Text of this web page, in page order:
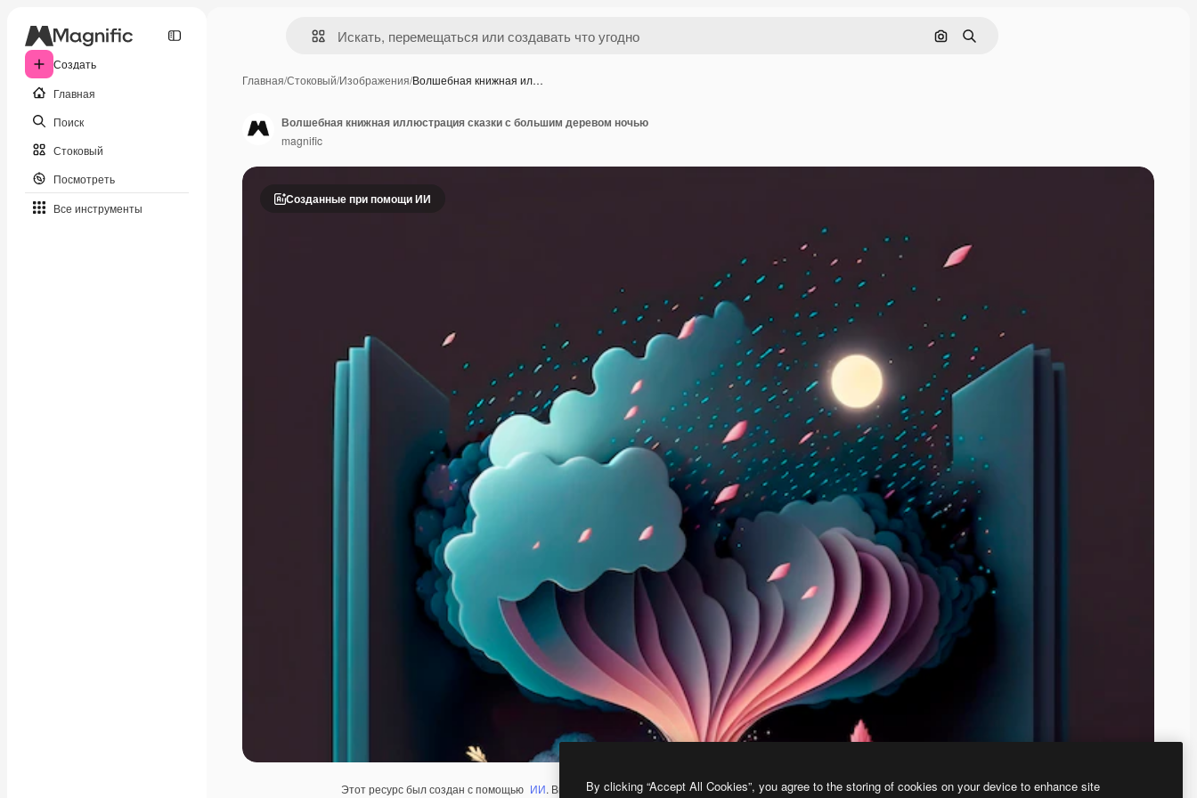
Создать
Главная
Поиск
Стоковый
Посмотреть
Все инструменты
Поиск по изображению
Поиск
Главная/Стоковый/Изображения/Волшебная книжная ил…
Созданные при помощи ИИ
Этот ресурс был создан с помощью ИИ. Вы можете создать свой собственный с помощью нашего генератора изображений на основе ИИ.
Волшебная книжная иллюстрация сказки с большим деревом ночью
magnific
By clicking “Accept All Cookies”, you agree to the storing of cookies on your device to enhance site